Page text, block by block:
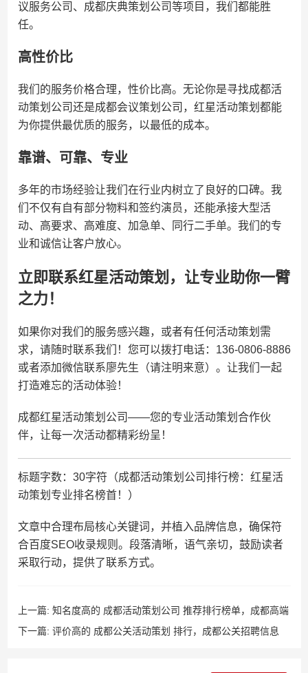
议服务公司、成都庆典策划公司等项目，我们都能胜
任。
高性价比
我们的服务价格合理，性价比高。无论你是寻找成都活
动策划公司还是成都会议策划公司，红星活动策划都能
为你提供最优质的服务，以最低的成本。
靠谱、可靠、专业
多年的市场经验让我们在行业内树立了良好的口碑。我
们不仅有自有部分物料和签约演员，还能承接大型活
动、高要求、高难度、加急单、同行二手单。我们的专
业和诚信让客户放心。
立即联系红星活动策划，让专业助你一臂
之力！
如果你对我们的服务感兴趣，或者有任何活动策划需
求，请随时联系我们！您可以拨打电话：136-0806-8886
或者添加微信联系廖先生（请注明来意）。让我们一起
打造难忘的活动体验！
成都红星活动策划公司——您的专业活动策划合作伙
伴，让每一次活动都精彩纷呈！
标题字数：30字符（成都活动策划公司排行榜：红星活
动策划专业排名榜首！）
文章中合理布局核心关键词，并植入品牌信息，确保符
合百度SEO收录规则。段落清晰，语气亲切，鼓励读者
采取行动，提供了联系方式。
上一篇: 知名度高的 成都活动策划公司 推荐排行榜单，成都高端
活动策划
下一篇: 评价高的 成都公关活动策划 排行，成都公关招聘信息